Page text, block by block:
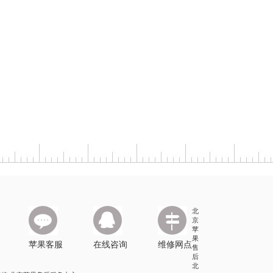
苹果客服 在线咨询 维修网点
北
京
苹
果
售
后
北